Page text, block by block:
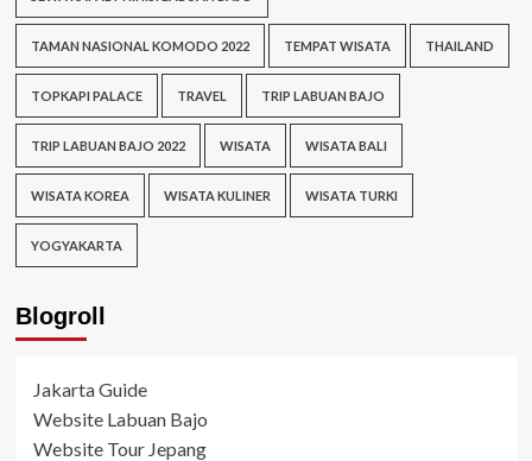
TAMAN NASIONAL KOMODO 2022 TEMPAT WISATA THAILAND
TOPKAPI PALACE TRAVEL TRIP LABUAN BAJO
TRIP LABUAN BAJO 2022 WISATA WISATA BALI
WISATA KOREA WISATA KULINER WISATA TURKI
YOGYAKARTA
Blogroll
Jakarta Guide
Website Labuan Bajo
Website Tour Jepang